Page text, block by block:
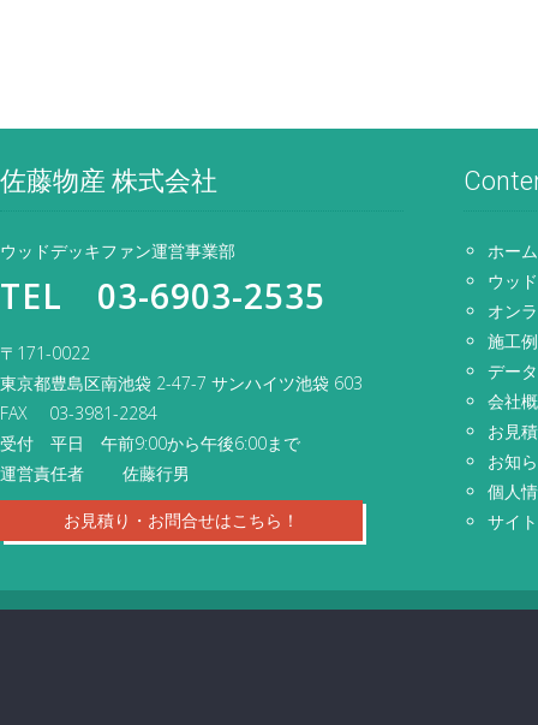
佐藤物産 株式会社
ウッドデッキファン運営事業部
TEL 03-6903-2535
〒171-0022
東京都豊島区南池袋 2-47-7 サンハイツ池袋 603
FAX 03-3981-2284
受付 平日 午前9:00から午後6:00まで
運営責任者 佐藤行男
お見積り・お問合せはこちら！
ホーム
ウッ
オン
施工例
デー
会社
お見
お知
個人
サイ